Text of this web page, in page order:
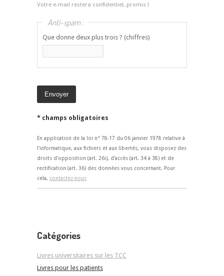
Votre e-mail restera confidentiel, promis !
Anti-spam :
Que donne deux plus trois ? (chiffres)
* champs obligatoires
En application de la loi n° 78-17 du 06 janvier 1978 relative à
l'informatique, aux fichiers et aux libertés, vous disposez des
droits d'opposition (art. 26i), d'accès (art. 34 à 38) et de
rectification (art. 36) des données vous concernant. Pour
cela, contactez-nous
Catégories
Livres universitaires sur les TCC
Livres pour les patients